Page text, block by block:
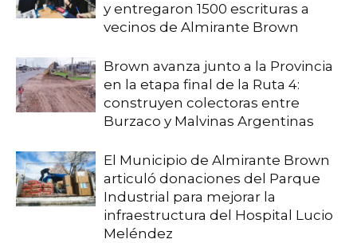
y entregaron 1500 escrituras a
vecinos de Almirante Brown
Brown avanza junto a la Provincia
en la etapa final de la Ruta 4:
construyen colectoras entre
Burzaco y Malvinas Argentinas
El Municipio de Almirante Brown
articuló donaciones del Parque
Industrial para mejorar la
infraestructura del Hospital Lucio
Meléndez